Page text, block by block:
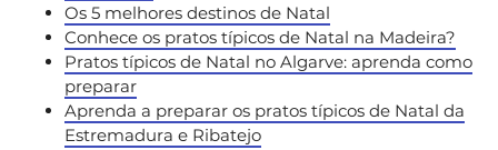
Os 5 melhores destinos de Natal
Conhece os pratos típicos de Natal na Madeira?
Pratos típicos de Natal no Algarve: aprenda como
preparar
Aprenda a preparar os pratos típicos de Natal da
Estremadura e Ribatejo